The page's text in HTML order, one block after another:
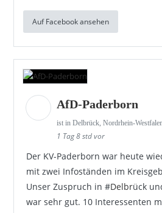
Auf Facebook ansehen
AfD-Paderborn
ist in Delbrück, Nordrhein-
1 Tag 8 std vor
Der KV-Paderborn war heute
mit zwei Infoständen im
Unser Zuspruch in #Delbrück
war sehr gut. 10 Interessenten